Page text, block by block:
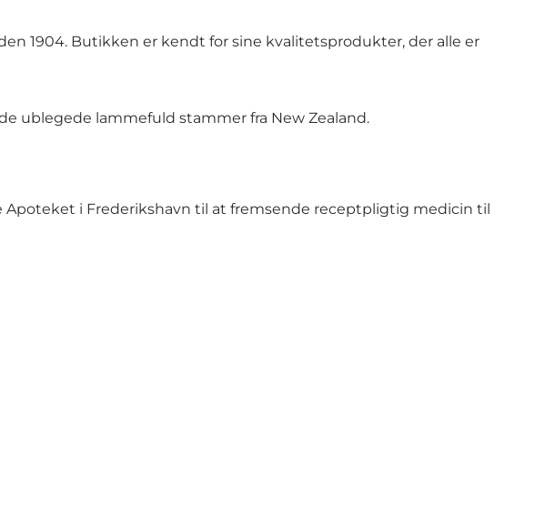
1904. Butikken er kendt for sine kvalitetsprodukter, der alle er
ublegede lammefuld stammer fra New Zealand.
i Frederikshavn til at fremsende receptpligtig medicin til